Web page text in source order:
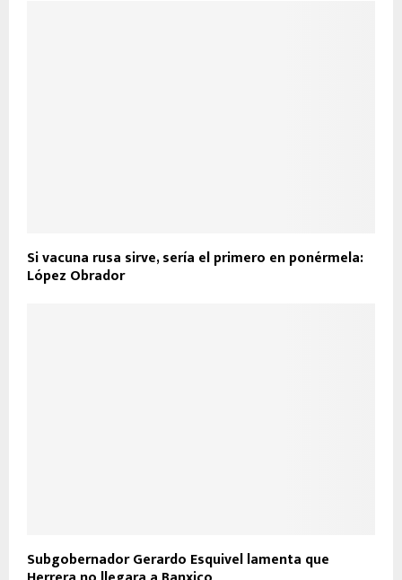
Si vacuna rusa sirve, sería el primero en ponérmela:
López Obrador
Subgobernador Gerardo Esquivel lamenta que